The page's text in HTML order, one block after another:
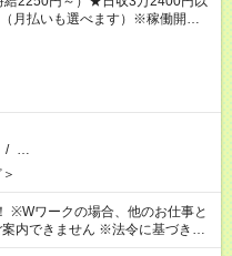
月払いも選べます）※稼働開始時
なります。
/ …
内できません ※法令に基づき、
の加入対象となります ※労働者